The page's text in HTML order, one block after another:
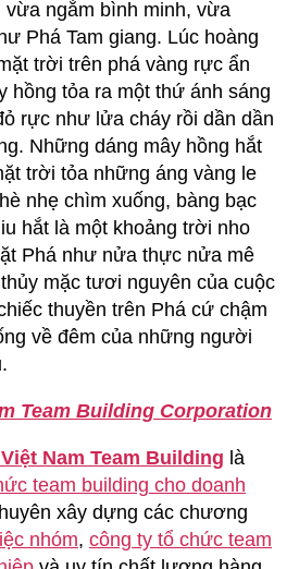
ngắm bình minh, vừa
Phá Tam giang. Lúc hoàng
trời trên phá vàng rực ẩn
hồng tỏa ra một thứ ánh sáng
rực như lửa cháy rồi dần dần
Những dáng mây hồng hắt
trời tỏa những áng vàng le
nhẹ chìm xuống, bàng bạc
hắt là một khoảng trời nho
Phá như nửa thực nửa mê
mặc tươi nguyên của cuộc
thuyền trên Phá cứ chậm
về đêm của những người
Team Building Corporation
Nam Team Building là
team building cho doanh
xây dựng các chương
nhóm, công ty tổ chức team